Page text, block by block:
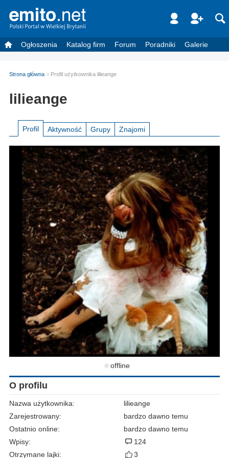
Ogłoszenia Katalog firm Forum Poradniki Galerie
Strona główna Profil użytkownika lilieange
lilieange
Profil Aktywność Grupy Znajomi
offline
O profilu
Nazwa użytkownika:
lilieange
Zarejestrowany:
bardzo dawno temu
Ostatnio online:
bardzo dawno temu
Wpisy:
124
Otrzymane lajki:
3